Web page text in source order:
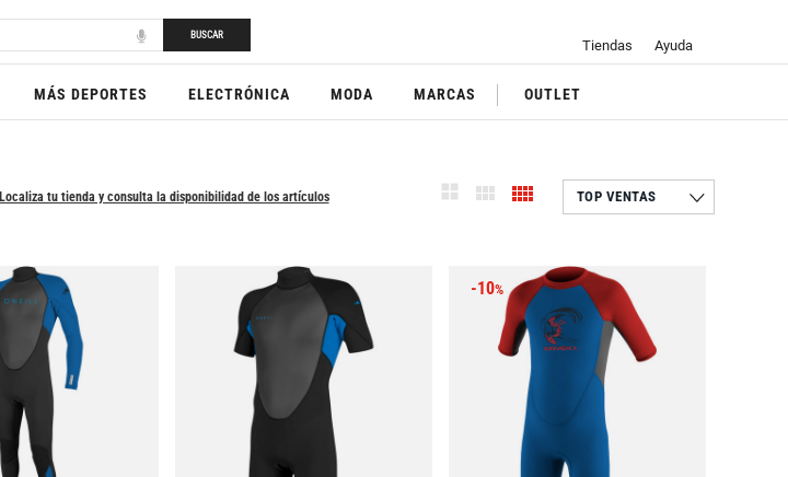
BUSCAR
Tiendas Ayuda
MÁS DEPORTES ELECTRÓNICA MODA MARCAS OUTLET
Localiza tu tienda y consulta la disponibilidad de los artículos
-10%